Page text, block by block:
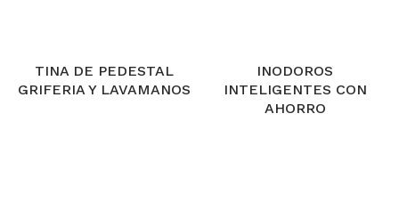
TINA DE PEDESTAL
GRIFERIA Y LAVAMANOS
INODOROS
INTELIGENTES CON
AHORRO